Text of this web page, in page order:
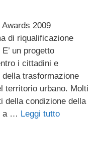
2009
di riqualificazione
un progetto
i cittadini e
trasformazione
territorio urbano. Molti
della condizione della
a … Leggi tutto